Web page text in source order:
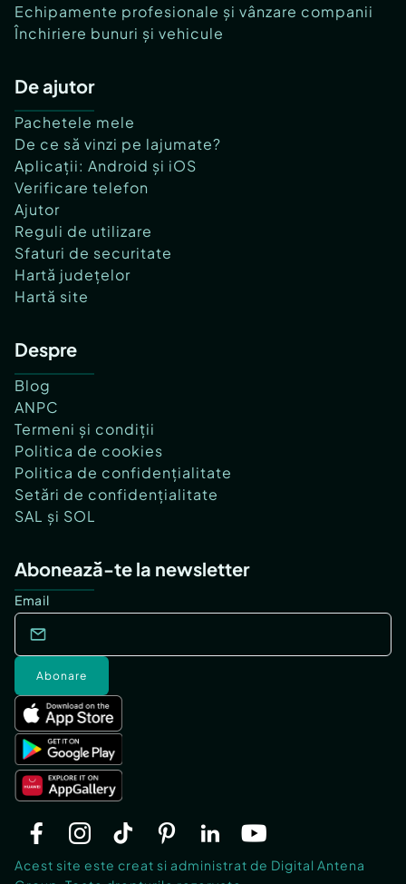
Echipamente profesionale și vânzare companii
Închiriere bunuri și vehicule
De ajutor
Pachetele mele
De ce să vinzi pe lajumate?
Aplicații: Android și iOS
Verificare telefon
Ajutor
Reguli de utilizare
Sfaturi de securitate
Hartă județelor
Hartă site
Despre
Blog
ANPC
Termeni și condiții
Politica de cookies
Politica de confidențialitate
Setări de confidențialitate
SAL și SOL
Abonează-te la newsletter
Email
Abonare
Acest site este creat si administrat de Digital Antena